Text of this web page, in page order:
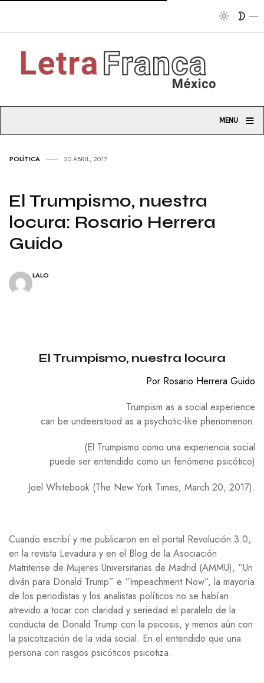
Tribuna
MENU ≡
POLÍTICA 20 ABRIL, 2017
El Trumpismo, nuestra
locura: Rosario Herrera
Guido
LALO
El Trumpismo, nuestra locura
Por Rosario Herrera Guido
Trumpism as a social experience
can be undeerstood as a psychotic-like phenomenon.
(El Trumpismo como una experiencia social
puede ser entendido como un fenómeno psicótico)
Joel Whitebook (The New York Times, March 20, 2017).
Cuando escribí y me publicaron en el portal Revolución 3.0,
en la revista Levadura y en el Blog de la Asociación
Matritense de Mujeres Universitarias de Madrid (AMMU), “Un
diván para Donald Trump” e “Impeachment Now”, la mayoría
de los periodistas y los analistas políticos no se habían
atrevido a tocar con claridad y seriedad el paralelo de la
conducta de Donald Trump con la psicosis, y menos aún con
la psicotización de la vida social. En el entendido que una
persona con rasgos psicóticos psicotiza.